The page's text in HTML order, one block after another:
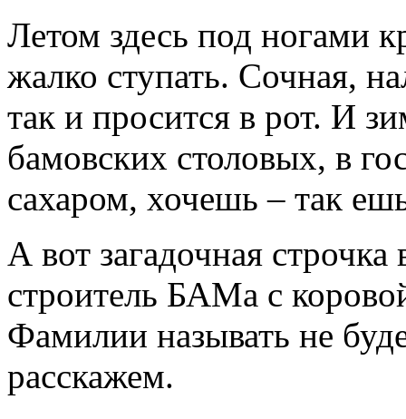
Летом здесь под ногами
жалко ступать. Сочная,
так и просится в рот. И
бамовских столовых, в
сахаром, хочешь – так
А вот загадочная
строитель БАМа с
Фамилии называть не
расскажем.